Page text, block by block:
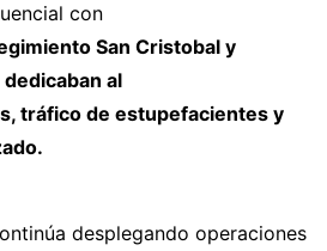
con
San Cristobal y
al
tráfico de estupefacientes y
desplegando operaciones